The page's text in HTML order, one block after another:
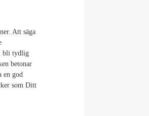
Att säga
bli tydlig
betonar
en god
som Ditt